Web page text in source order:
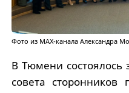
Фото из МАХ-канала Александра
В Тюмени состоялось
совета сторонников